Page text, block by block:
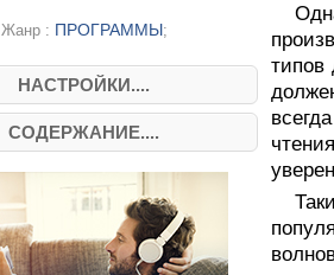
Жанр : ПРОГРАММЫ;
НАСТРОЙКИ....
СОДЕРЖАНИЕ....
типов